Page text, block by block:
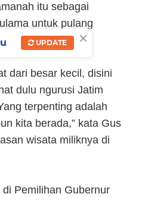
itu sebagai
untuk pulang
dari besar kecil, disini
dulu ngurusi Jatim
terpenting adalah
kita berada,” kata Gus
wisata miliknya di
Pemilihan Gubernur
×
UPDATE